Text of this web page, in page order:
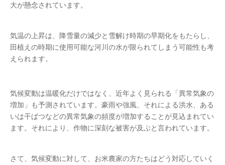
大が懸念されています。
気温の上昇は、降雪量の減少と雪解け時期の早期化をもたらし、
田植えの時期に使用可能な河川の水が限られてしまう可能性も考
えられます。
気候変動は温暖化だけではなく、近年よく見られる「異常気象の
増加」も予測されています。豪雨や強風、それによる洪水、ある
いは干ばつなどの異常気象の頻度が増加することが見込まれてい
ます。それにより、作物に深刻な被害が及ぶと言われています。
さて、気候変動に対して、お米農家の方たちはどう対応していく